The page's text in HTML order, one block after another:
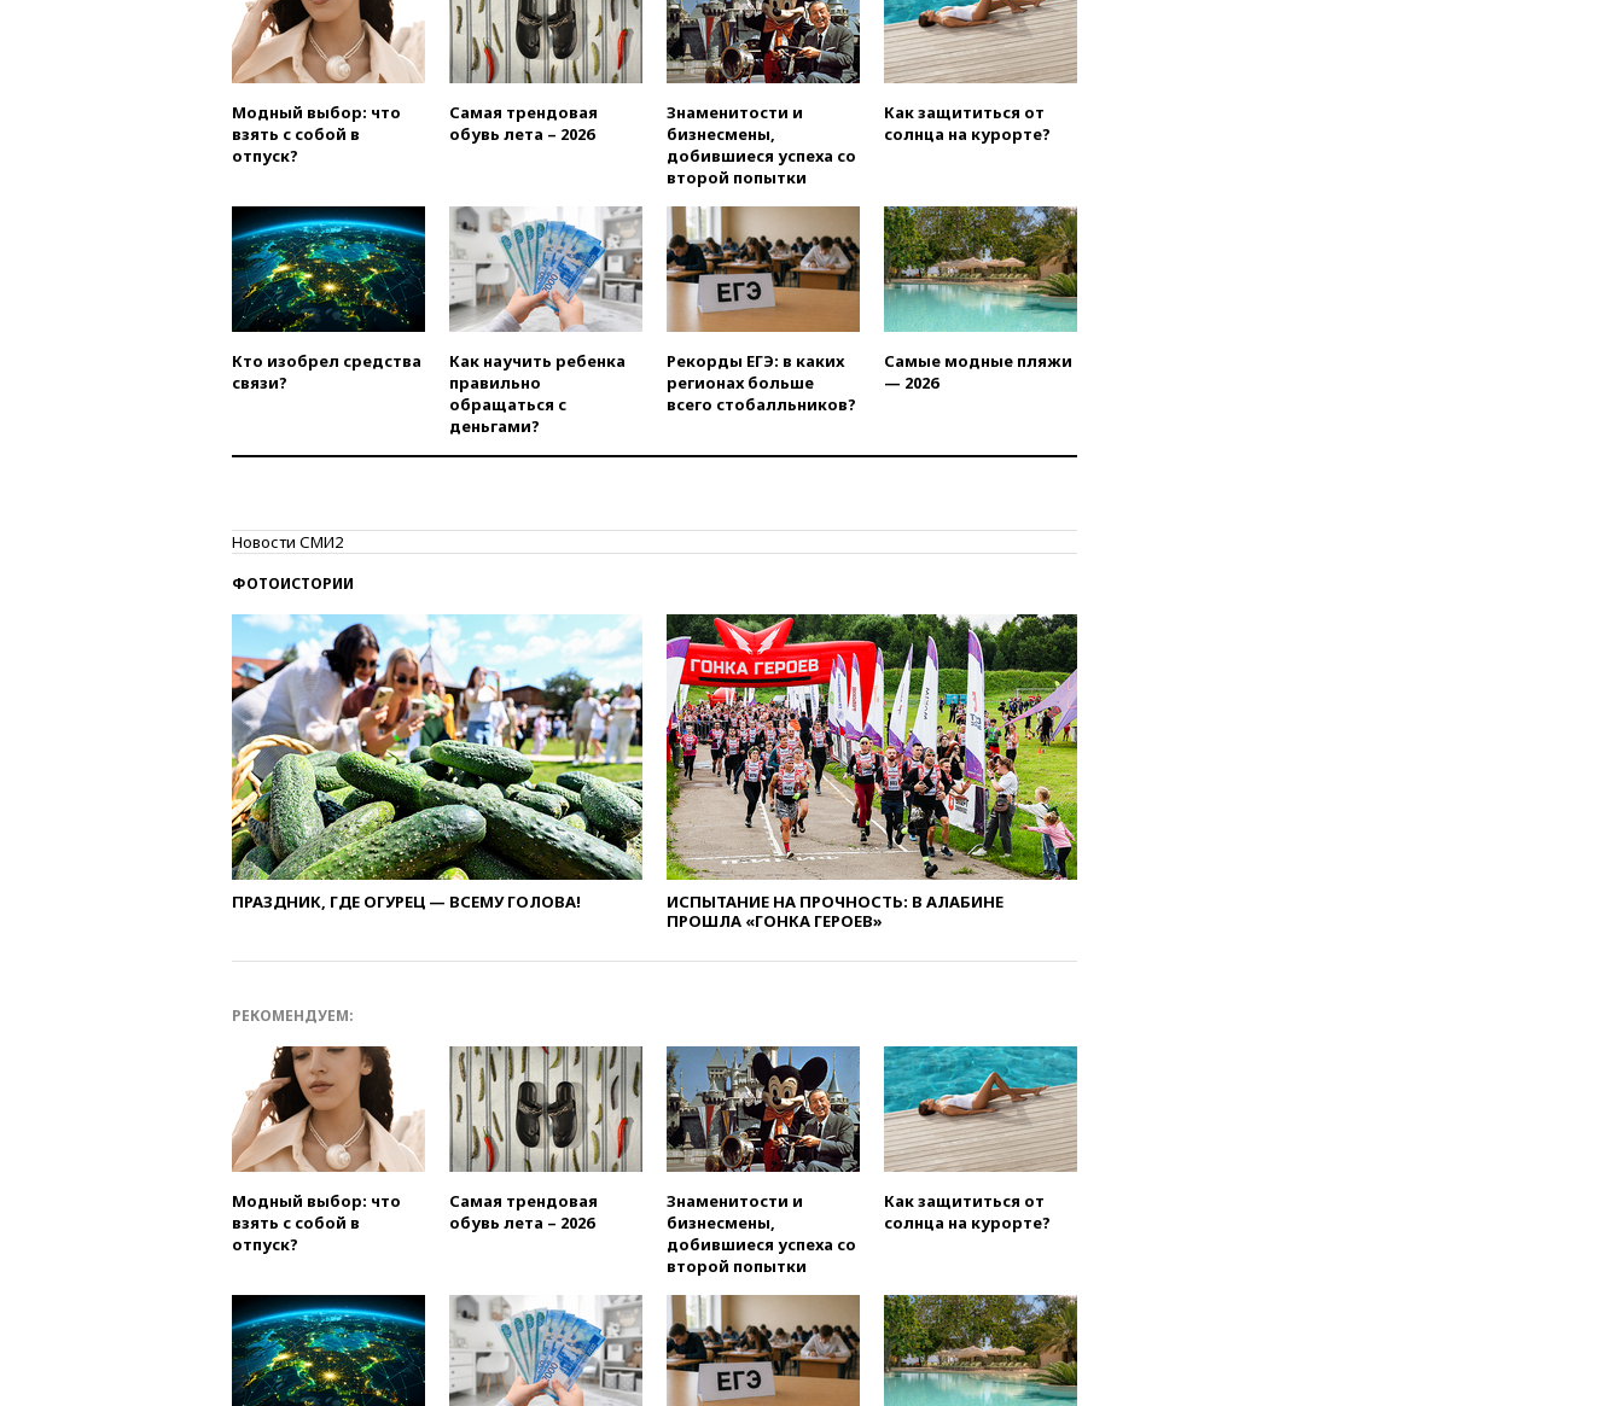
17:35
В Казани пятилетний
ребенок погиб при падении из
окна 10-го этажа
киберкомандование США
расследует серию
самоубийств своих служащих
полеты в аэропорту
Геленджика
16:50
В Братиславе загорелся
крупнейший НПЗ Slovnaft
16:45
«Яблоко» подаст иск к
депутату Госдумы Алексею
Журавлеву
16:35
России не получили визы на
16:00Создатели пирамиды
АФК «Наследие» получили от
шести до 12 лет колонии
15:45 Верховный суд 10
августа рассмотрит иск о
снятии «Яблока» с выборов
15:35Четыре человека
пострадали при пожаре на
складе с красками в Брянске
15:15«Аэрофлот» с 1 октября
возобновит ежедневные
рейсы в Абу-Даби
Аравия и Пакистан
14:39
Экс-издатель Popcorn
Books получил условный срок
по делу о пропаганде ЛГБТ
14:34
Минпромторг не
намерен сокращать перечень
товаров для параллельного
импорта
Роспотребнадзор
одобрил открытие сезона на
Глава Тувы включил
сенатора Нарусову в список
кандидатов в Совфед
Wildberries запустит
Модный выбор: что
взять с собой в
отпуск?
Самая трендовая
обувь лета – 2026
Знаменитости и
бизнесмены,
добившиеся успеха со
второй попытки
Как защититься от
солнца на курорте?
Кто изобрел средства
связи?
Как научить ребенка
правильно
обращаться с
деньгами?
Рекорды ЕГЭ: в каких
регионах больше
всего стобалльников?
Самые модные пляжи
— 2026
Новости СМИ2
ФОТОИСТОРИИ
ПРАЗДНИК, ГДЕ ОГУРЕЦ — ВСЕМУ ГОЛОВА!
ИСПЫТАНИЕ НА ПРОЧНОСТЬ: В АЛАБИНЕ
ПРОШЛА «ГОНКА ГЕРОЕВ»
РЕКОМЕНДУЕМ:
Модный выбор: что
взять с собой в
отпуск?
Самая трендовая
обувь лета – 2026
Знаменитости и
бизнесмены,
добившиеся успеха со
второй попытки
Как защититься от
солнца на курорте?